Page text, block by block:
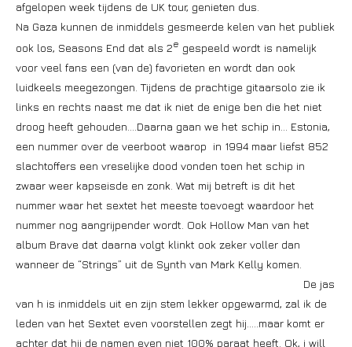
afgelopen week tijdens de UK tour, genieten dus.
Na Gaza kunnen de inmiddels gesmeerde kelen van het publiek
ook los, Seasons End dat als 2e gespeeld wordt is namelijk
voor veel fans een (van de) favorieten en wordt dan ook
luidkeels meegezongen. Tijdens de prachtige gitaarsolo zie ik
links en rechts naast me dat ik niet de enige ben die het niet
droog heeft gehouden….Daarna gaan we het schip in… Estonia,
een nummer over de veerboot waarop in 1994 maar liefst 852
slachtoffers een vreselijke dood vonden toen het schip in
zwaar weer kapseisde en zonk. Wat mij betreft is dit het
nummer waar het sextet het meeste toevoegt waardoor het
nummer nog aangrijpender wordt. Ook Hollow Man van het
album Brave dat daarna volgt klinkt ook zeker voller dan
wanneer de “Strings” uit de Synth van Mark Kelly komen.
De jas
van h is inmiddels uit en zijn stem lekker opgewarmd, zal ik de
leden van het Sextet even voorstellen zegt hij…..maar komt er
achter dat hij de namen even niet 100% paraat heeft. Ok, i will